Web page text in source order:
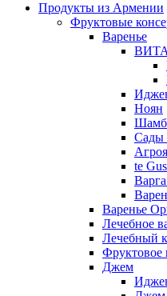
Продукты из Армении
Фруктовые
Варенье
Ноян
Шамб
Сады
te
Варенье
Лечебное
Лечебный
Фруктовое
Джем